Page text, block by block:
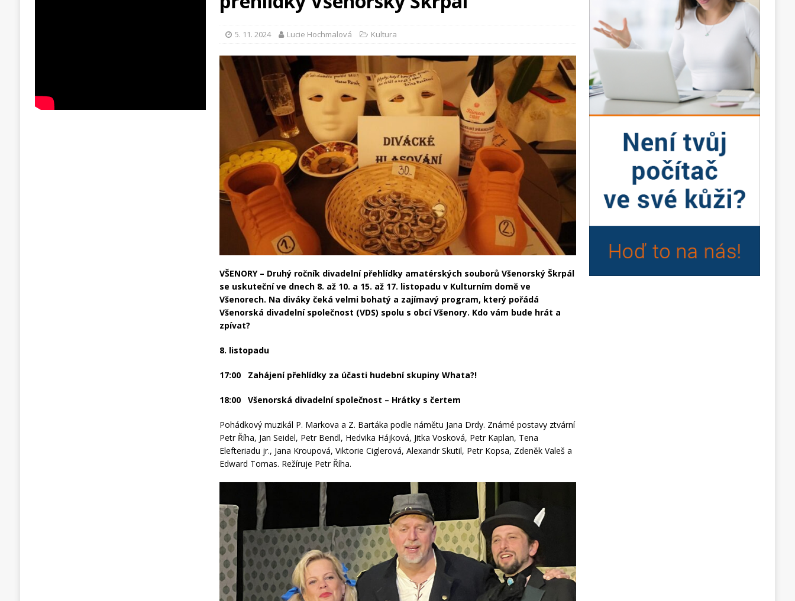
5. 11. 2024 Lucie Hochmalová Kultura
VŠENORY – Druhý ročník divadelní přehlídky amatérských souborů Všenorský Škrpál
se uskuteční ve dnech 8. až 10. a 15. až 17. listopadu v Kulturním domě ve
Všenorech. Na diváky čeká velmi bohatý a zajímavý program, který pořádá
Všenorská divadelní společnost (VDS) spolu s obcí Všenory. Kdo vám bude hrát a
zpívat?
8. listopadu
17:00 Zahájení přehlídky za účasti hudební skupiny Whata?!
18:00 Všenorská divadelní společnost – Hrátky s čertem
Pohádkový muzikál P. Markova a Z. Bartáka podle námětu Jana Drdy. Známé postavy ztvární
Petr Říha, Jan Seidel, Petr Bendl, Hedvika Hájková, Jitka Vosková, Petr Kaplan, Tena
Elefteriadu jr., Jana Kroupová, Viktorie Ciglerová, Alexandr Skutil, Petr Kopsa, Zdeněk Valeš a
Edward Tomas. Režíruje Petr Říha.